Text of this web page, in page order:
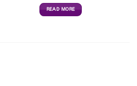
READ MORE